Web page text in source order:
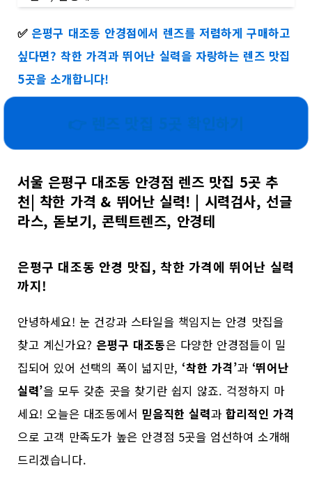
✅ 은평구 대조동 안경점에서 렌즈를 저렴하게 구매하고
싶다면? 착한 가격과 뛰어난 실력을 자랑하는 렌즈 맛집
5곳을 소개합니다!
서울 은평구 대조동 안경점 렌즈 맛집 5곳 추
천| 착한 가격 & 뛰어난 실력! | 시력검사, 선글
라스, 돋보기, 콘텍트렌즈, 안경테
은평구 대조동 안경 맛집, 착한 가격에 뛰어난 실력
까지!
안녕하세요! 눈 건강과 스타일을 책임지는 안경 맛집을
찾고 계신가요? 은평구 대조동은 다양한 안경점들이 밀
집되어 있어 선택의 폭이 넓지만, ‘착한 가격’과 ‘뛰어난
실력’을 모두 갖춘 곳을 찾기란 쉽지 않죠. 걱정하지 마
세요! 오늘은 대조동에서 믿음직한 실력과 합리적인 가격
으로 고객 만족도가 높은 안경점 5곳을 엄선하여 소개해
드리겠습니다.